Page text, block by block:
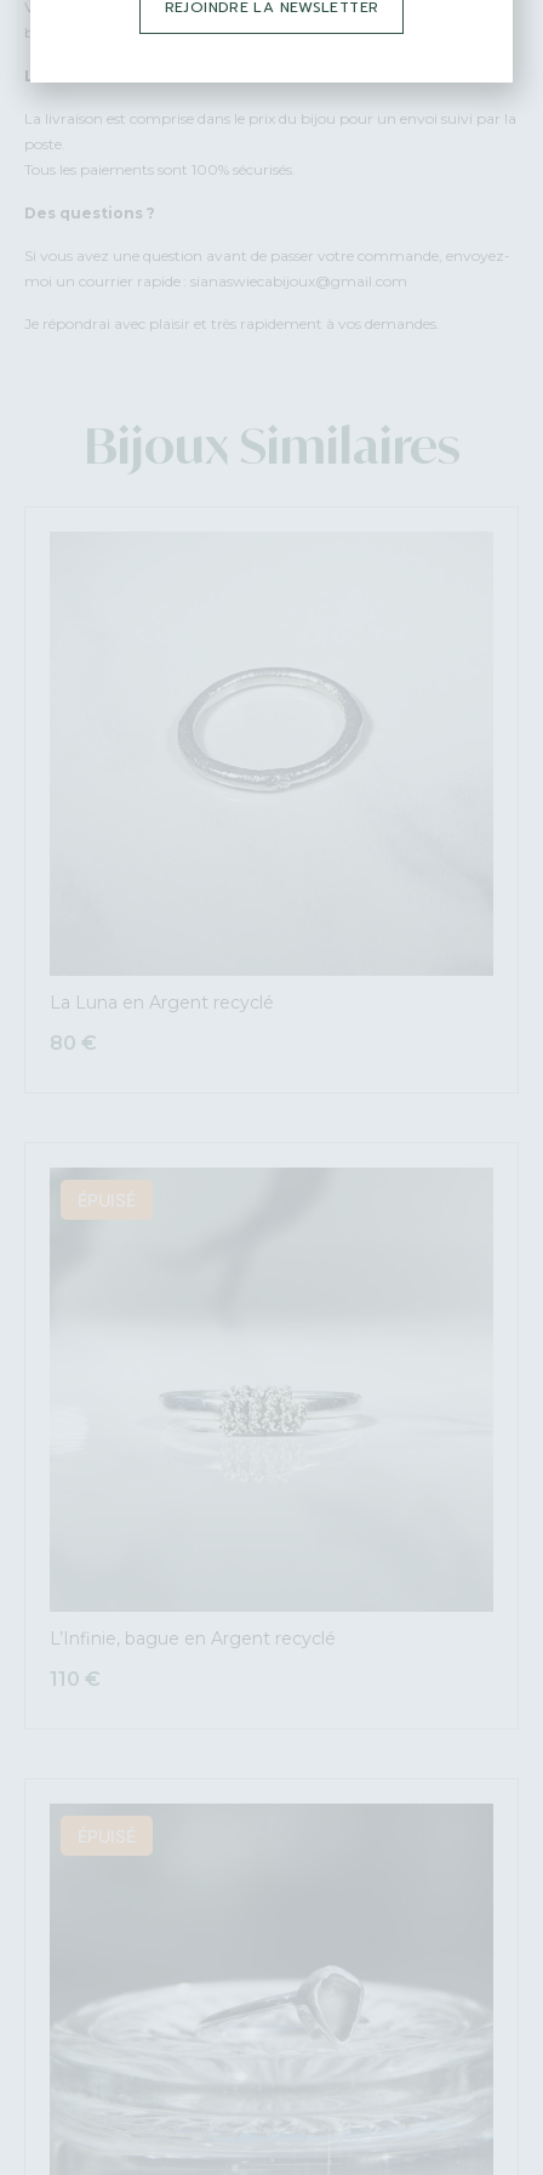
Vos bijoux sont emballés avec beaucoup d’amour et de soin dans des
boîtes cadeaux. Je peux écrire un petit mot personnalisé pour vous.
Livraisons :
La livraison est comprise dans le prix du bijou pour un envoi suivi par la
poste.
Tous les paiements sont 100% sécurisés.
Des questions ?
Si vous avez une question avant de passer votre commande, envoyez-
moi un courrier rapide : sianaswiecabijoux@gmail.com
Je répondrai avec plaisir et très rapidement à vos demandes.
Bijoux Similaires
La Luna en Argent recyclé
80 €
L’Infinie, bague en Argent recyclé
110 €
ÉPUISÉ
ÉPUISÉ
REJOINDRE LA NEWSLETTER